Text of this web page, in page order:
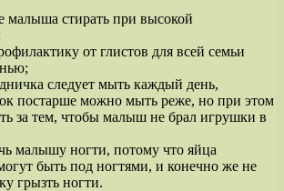
малыша стирать при высокой
от глистов для всей семьи
следует мыть каждый день,
постарше можно мыть реже, но при этом
за тем, чтобы малыш не брал игрушки в
малышу ногти, потому что яйца
быть под ногтями, и конечно же не
грызть ногти.